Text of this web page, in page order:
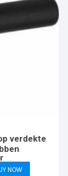
verdekte
NOW